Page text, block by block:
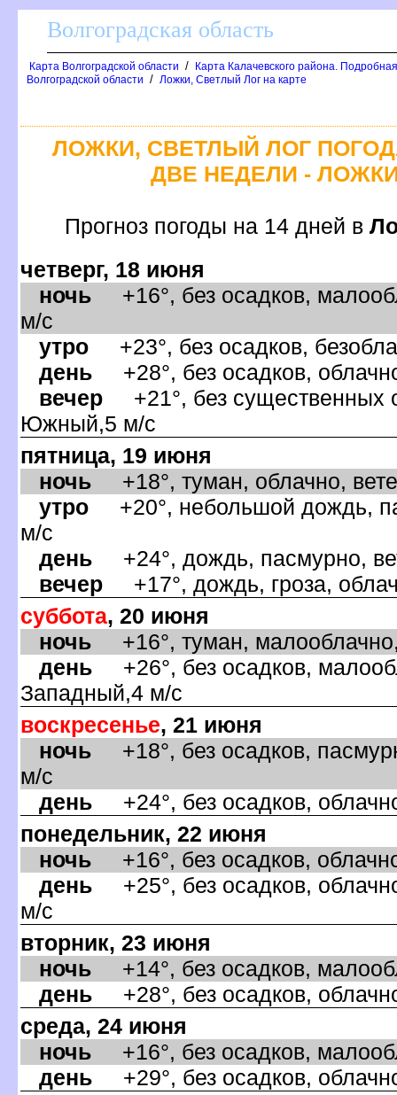
олгоградская область
Карта Волгоградской области /
Карта Калачевского района.
олгоградской области / Ложки, Светлый Лог на карте
ЛОЖКИ, СВЕТЛЫЙ ЛОГ
ДВЕ НЕДЕЛИ -
Прогноз погоды на 14 дней
четверг, 18 июня
ночь +16°, без осадков,
м/с
утро +23°, без осадков,
день +28°, без осадков,
ечер +21°, без существенных
Южный,5 м/с
пятница, 19 июня
ночь +18°, туман, облачно,
утро +20°, небольшой дождь,
м/с
день +24°, дождь, пасмурно,
ечер +17°, дождь, гроза,
суббота, 20 июня
ночь +16°, туман,
день +26°, без осадков,
Западный,4 м/с
оскресенье, 21 июня
ночь +18°, без осадков,
м/с
день +24°, без осадков,
понедельник, 22 июня
ночь +16°, без осадков,
день +25°, без осадков,
м/с
торник, 23 июня
ночь +14°, без осадков,
день +28°, без осадков,
среда, 24 июня
ночь +16°, без осадков,
день +29°, без осадков,